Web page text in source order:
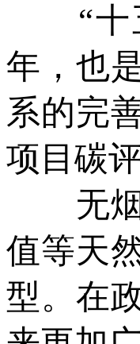
“十五
年，也
系的完
项目碳
无烟
值等天
型。在